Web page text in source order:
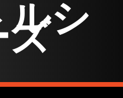
ルシ
ズ